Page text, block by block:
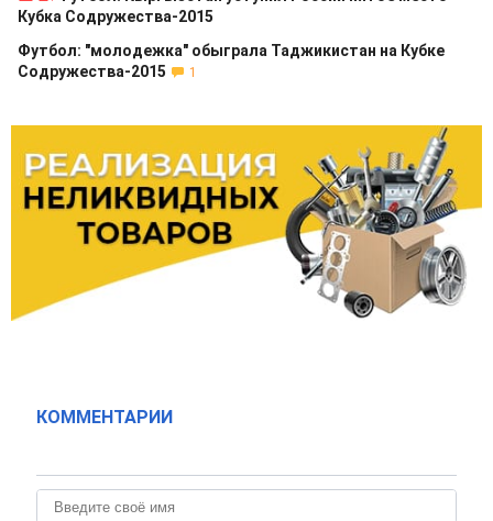
Кубка Содружества-2015
Футбол: "молодежка" обыграла Таджикистан на Кубке
Содружества-2015
1
КОММЕНТАРИИ